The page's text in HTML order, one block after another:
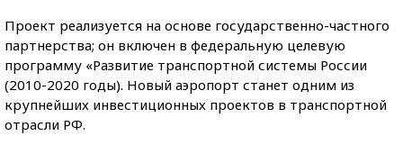
Проект реализуется на основе государственно-частного
партнерства; он включен в федеральную целевую
программу «Развитие транспортной системы России
(2010-2020 годы). Новый аэропорт станет одним из
крупнейших инвестиционных проектов в транспортной
отрасли РФ.